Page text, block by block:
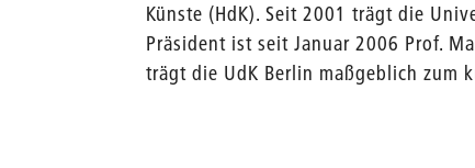
Künste (HdK). Seit 2001 trägt die
Präsident ist seit Januar 2006 Prof.
trägt die UdK Berlin maßgeblich zum